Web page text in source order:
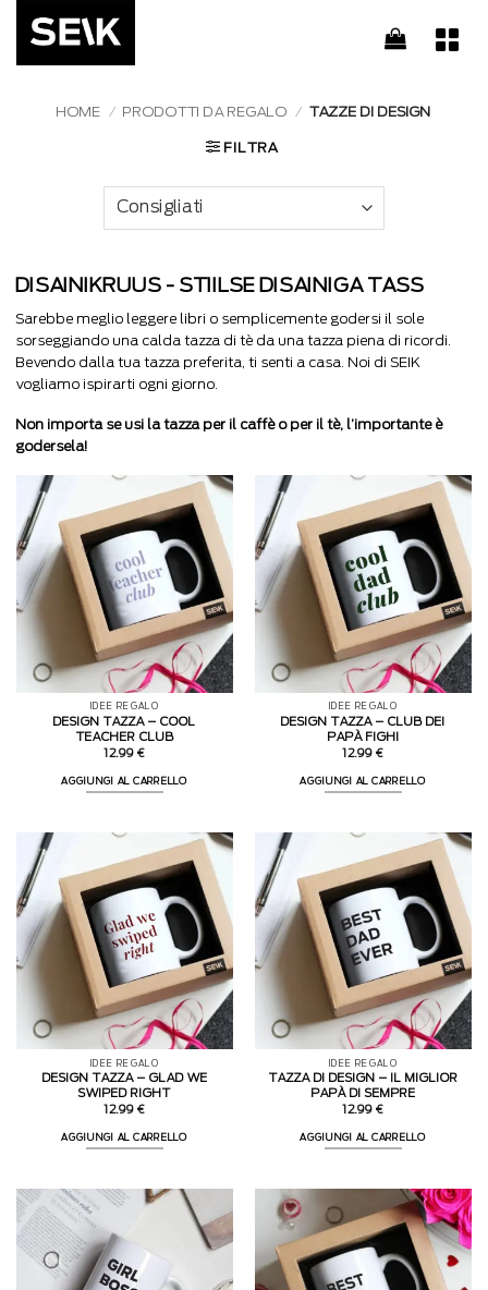
HOME / PRODOTTI DA REGALO / TAZZE DI DESIGN
FILTRA
DISAINIKRUUS - STIILSE DISAINIGA TASS
Sarebbe meglio leggere libri o semplicemente godersi il sole
sorseggiando una calda tazza di tè da una tazza piena di ricordi.
Bevendo dalla tua tazza preferita, ti senti a casa. Noi di SEIK
vogliamo ispirarti ogni giorno.
Non importa se usi la tazza per il caffè o per il tè, l’importante è
godersela!
IDEE REGALO
DESIGN TAZZA – COOL
TEACHER CLUB
12.99 €
AGGIUNGI AL CARRELLO
IDEE REGALO
DESIGN TAZZA – CLUB DEI
PAPÀ FIGHI
12.99 €
AGGIUNGI AL CARRELLO
IDEE REGALO
DESIGN TAZZA – GLAD WE
SWIPED RIGHT
12.99 €
AGGIUNGI AL CARRELLO
IDEE REGALO
TAZZA DI DESIGN – IL MIGLIOR
PAPÀ DI SEMPRE
12.99 €
AGGIUNGI AL CARRELLO